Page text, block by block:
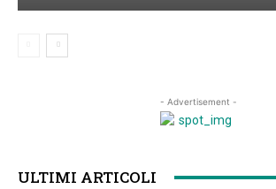
- Advertisement -
ULTIMI ARTICOLI